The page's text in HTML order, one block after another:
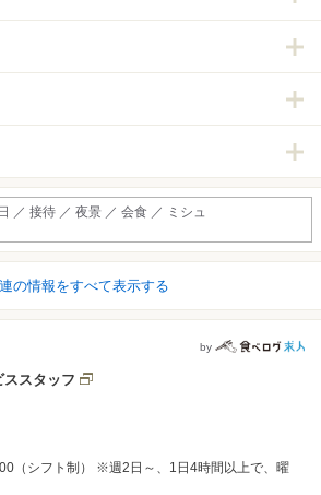
／ 接待 ／ 夜景 ／ 会食 ／ ミシュ
の情報をすべて表示する
by
スタッフ
（シフト制） ※週2日～、1日4時間以上で、曜